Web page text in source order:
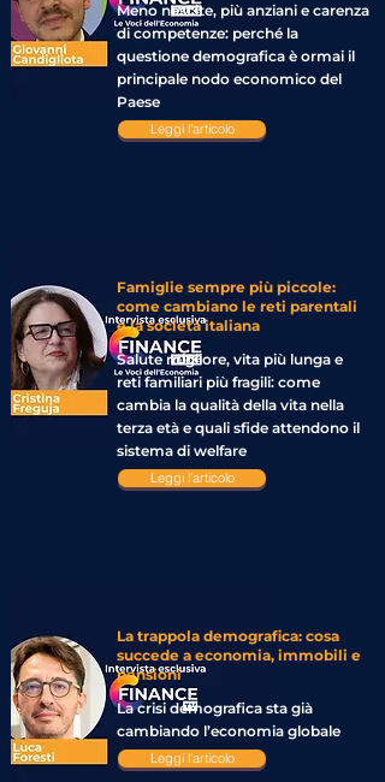
Meno nascite, più anziani e carenza
di competenze: perché la
questione demografica è ormai il
principale nodo economico del
Paese
Leggi l'articolo
Famiglie sempre più piccole:
come cambiano le reti parentali
e la società italiana
Salute migliore, vita più lunga e
reti familiari più fragili: come
cambia la qualità della vita nella
terza età e quali sfide attendono il
sistema di welfare
Leggi l'articolo
La trappola demografica: cosa
succede a economia, immobili e
pensioni
La crisi demografica sta già
cambiando l’economia globale
Leggi l'articolo